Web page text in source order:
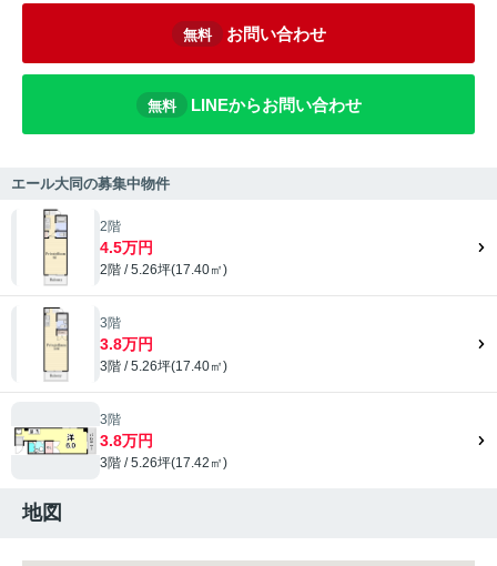
無料 お問い合わせ
無料 LINEからお問い合わせ
エール大同の募集中物件
2階
4.5万円
2階 / 5.26坪(17.40㎡)
3階
3.8万円
3階 / 5.26坪(17.40㎡)
3階
3.8万円
3階 / 5.26坪(17.42㎡)
地図